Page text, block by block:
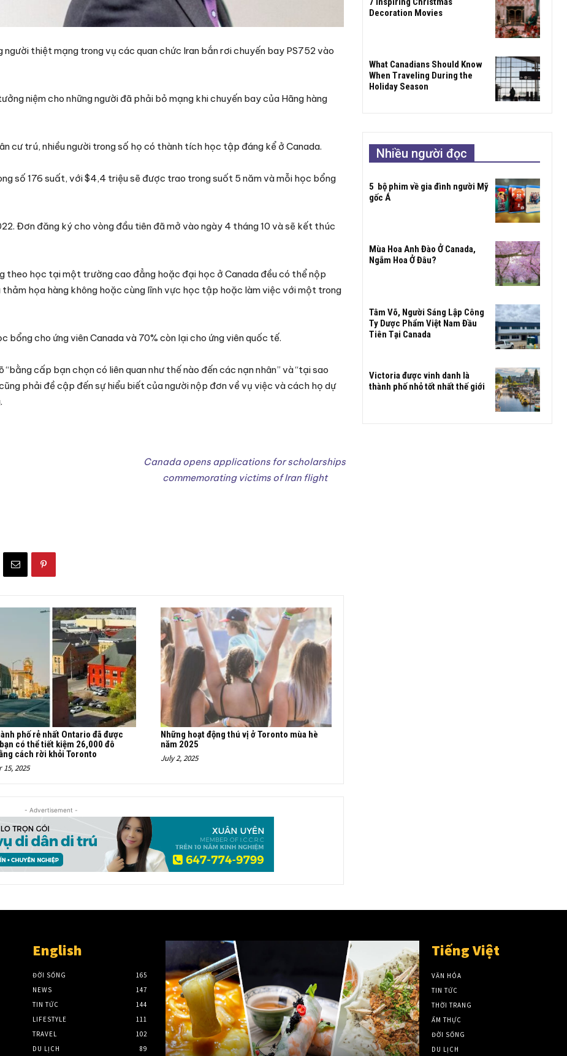
thiệt mạng trong vụ các quan chức Iran bắn rơi chuyến bay PS752 vào
niệm cho những người đã phải bỏ mạng khi chuyến bay của Hãng hàng
cư trú, nhiều người trong số họ có thành tích học tập đáng kể ở Canada.
số 176 suất, với $4,4 triệu sẽ được trao trong suốt 5 năm và mỗi học bổng
Đơn đăng ký cho vòng đầu tiên đã mở vào ngày 4 tháng 10 và sẽ kết thúc
theo học tại một trường cao đẳng hoặc đại học ở Canada đều có thể nộp
họa hàng không hoặc cùng lĩnh vực học tập hoặc làm việc với một trong
cho ứng viên Canada và 70% còn lại cho ứng viên quốc tế.
cấp bạn chọn có liên quan như thế nào đến các nạn nhân” và “tại sao
phải đề cập đến sự hiểu biết của người nộp đơn về vụ việc và cách họ dự
Canada opens applications for scholarships
commemorating victims of Iran flight
phố rẻ nhất Ontario đã được
có thể tiết kiệm 26,000 đô
cách rời khỏi Toronto
15, 2025
Những hoạt động thú vị ở Toronto mùa hè
năm 2025
July 2, 2025
- Advertisement -
Decoration Movies
What Canadians Should Know
When Traveling During the
Holiday Season
Nhiều người đọc
5 bộ phim về gia đình người Mỹ
gốc Á
Mùa Hoa Anh Đào Ở Canada,
Ngắm Hoa Ở Đâu?
Tâm Võ, Người Sáng Lập Công
Ty Dược Phẩm Việt Nam Đầu
Tiên Tại Canada
Victoria được vinh danh là
thành phố nhỏ tốt nhất thế giới
English
ĐỜI SỐNG
165
NEWS
147
TIN TỨC
144
LIFESTYLE
111
TRAVEL
102
DU LỊCH
89
Tiếng Việt
VĂN HÓA
TIN TỨC
THỜI TRANG
ẨM THỰC
ĐỜI SỐNG
DU LỊCH